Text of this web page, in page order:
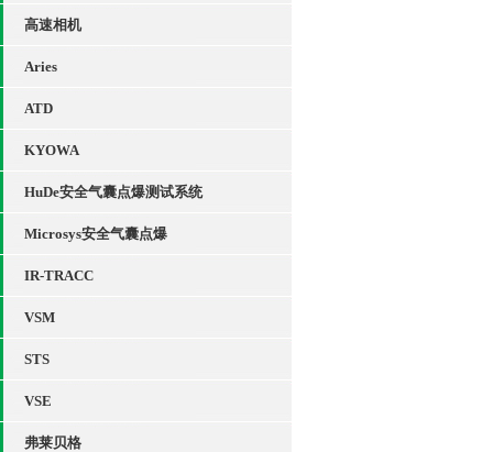
高速相机
Aries
ATD
KYOWA
HuDe安全气囊点爆测试系统
Microsys安全气囊点爆
IR-TRACC
VSM
STS
VSE
弗莱贝格